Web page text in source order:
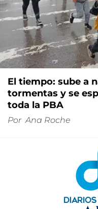
El tiempo: sube a
tormentas y se
toda la PBA
Por Ana Roche